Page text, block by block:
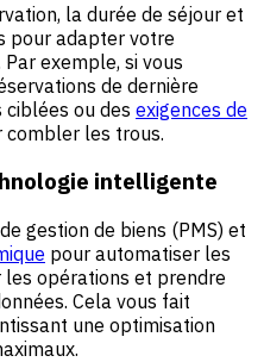
la durée de séjour et
pour adapter votre
exemple, si vous
de dernière
ciblées ou des exigences de
les trous.
intelligente
gestion de biens (PMS) et
pour automatiser les
opérations et prendre
Cela vous fait
une optimisation